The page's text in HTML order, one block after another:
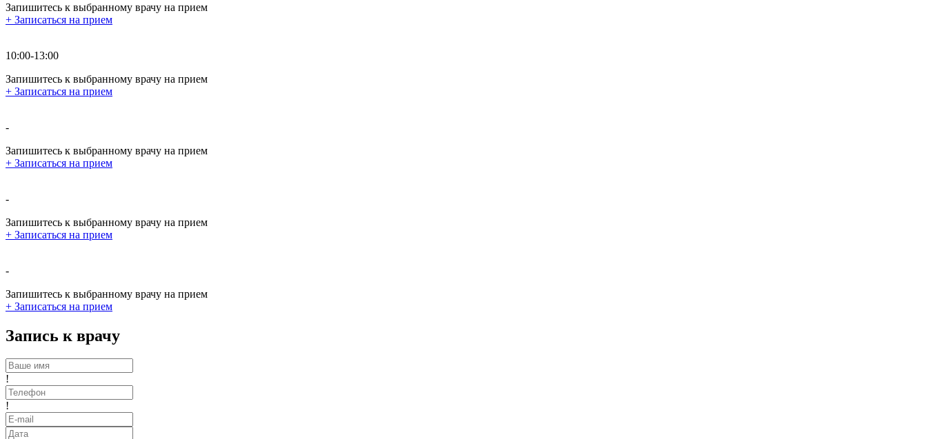
Запишитесь к выбранному врачу на прием
+ Записаться на прием
10:00-13:00
Запишитесь к выбранному врачу на прием
+ Записаться на прием
-
Запишитесь к выбранному врачу на прием
+ Записаться на прием
-
Запишитесь к выбранному врачу на прием
+ Записаться на прием
-
Запишитесь к выбранному врачу на прием
+ Записаться на прием
Запись к врачу
!
!